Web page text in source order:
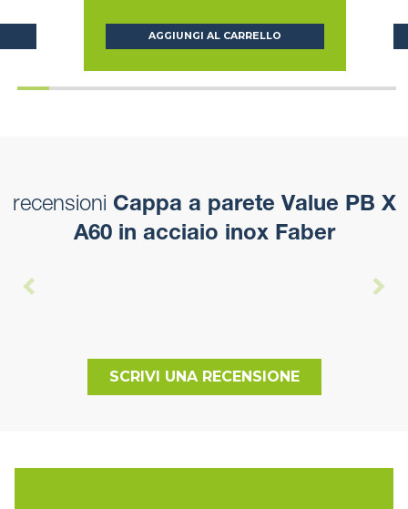
AGGIUNGI AL CARRELLO
recensioni Cappa a parete Value PB X
A60 in acciaio inox Faber
SCRIVI UNA RECENSIONE